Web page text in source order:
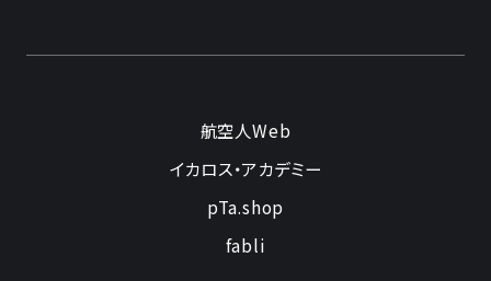
航空人Web
イカロス・アカデミー
pTa.shop
fabli